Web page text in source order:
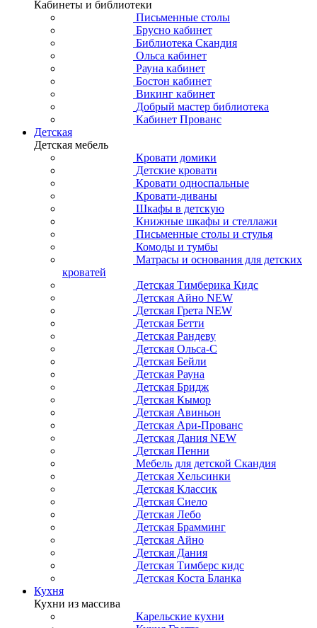
Кабинеты и библиотеки
Письменные столы
Брусно кабинет
Библиотека Скандия
Ольса кабинет
Рауна кабинет
Бостон кабинет
Викинг кабинет
Добрый мастер библиотека
Кабинет Прованс
Детская
Детская мебель
Кровати домики
Детские кровати
Кровати односпальные
Кровати-диваны
Шкафы в детскую
Книжные шкафы и стеллажи
Письменные столы и стулья
Комоды и тумбы
Матрасы и основания для детских
кроватей
Детская Тимберика Кидс
Детская Айно NEW
Детская Грета NEW
Детская Бетти
Детская Рандеву
Детская Ольса-С
Детская Бейли
Детская Рауна
Детская Бридж
Детская Кымор
Детская Авиньон
Детская Ари-Прованс
Детская Дания NEW
Детская Пенни
Мебель для детской Скандия
Детская Хельсинки
Детская Классик
Детская Сиело
Детская Лебо
Детская Брамминг
Детская Айно
Детская Дания
Детская Тимберс кидс
Детская Коста Бланка
Кухня
Кухни из массива
Карельские кухни